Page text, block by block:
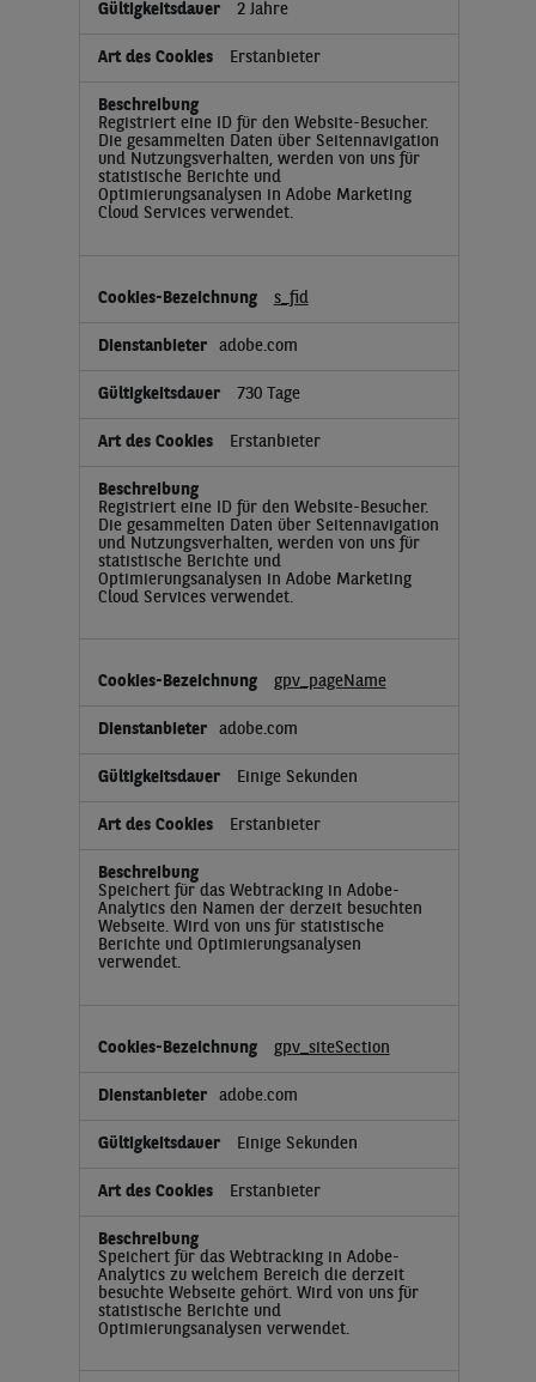
2 Jahre
Erstanbieter
Registriert eine ID für den Website-Besucher.
Die gesammelten Daten über Seitennavigation
und Nutzungsverhalten, werden von uns für
statistische Berichte und
Optimierungsanalysen in Adobe Marketing
Cloud Services verwendet.
s_fid
adobe.com
730 Tage
Erstanbieter
Registriert eine ID für den Website-Besucher.
Die gesammelten Daten über Seitennavigation
und Nutzungsverhalten, werden von uns für
statistische Berichte und
Optimierungsanalysen in Adobe Marketing
Cloud Services verwendet.
gpv_pageName
adobe.com
Einige Sekunden
Erstanbieter
Speichert für das Webtracking in Adobe-
Analytics den Namen der derzeit besuchten
Webseite. Wird von uns für statistische
Berichte und Optimierungsanalysen
verwendet.
gpv_siteSection
adobe.com
Einige Sekunden
Erstanbieter
Speichert für das Webtracking in Adobe-
Analytics zu welchem Bereich die derzeit
besuchte Webseite gehört. Wird von uns für
statistische Berichte und
Optimierungsanalysen verwendet.